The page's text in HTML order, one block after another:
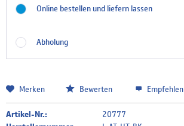
Online bestellen und liefern lassen
Abholung
Merken Bewerten Empfehlen
Artikel-Nr.:
20777